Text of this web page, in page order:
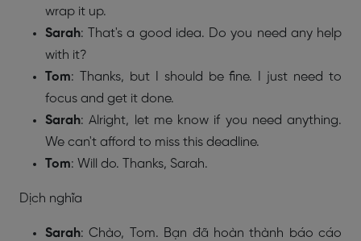
wrap it up.
Sarah: That's a good idea. Do you need any help
with it?
Tom: Thanks, but I should be fine. I just need to
focus and get it done.
Sarah: Alright, let me know if you need anything.
We can't afford to miss this deadline.
Tom: Will do. Thanks, Sarah.
Dịch nghĩa
Sarah: Chào, Tom. Bạn đã hoàn thành báo cáo